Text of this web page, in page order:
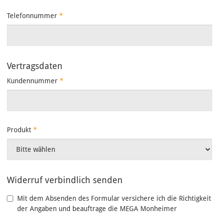
Telefonnummer *
Vertragsdaten
Kundennummer *
Produkt *
Widerruf verbindlich senden
Mit dem Absenden des Formular versichere ich die Richtigkeit
der Angaben und beauftrage die MEGA Monheimer